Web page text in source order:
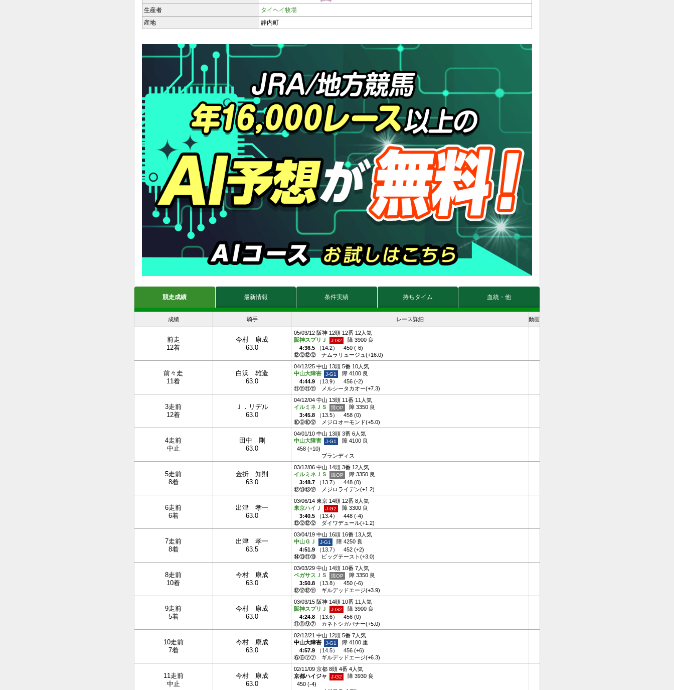
生産者
タイヘイ牧場
産地
静内町
競走成績 最新情報 条件実績 持ちタイム 血統・他
成績 騎手 レース詳細 動画
前走
12着
今村 康成
63.0
05/03/12 阪神 12頭 12番 12人気
阪神スプリＪ
障 3900 良
4:36.5 （14.2）
450 (-6)
⑫⑫⑫⑫
ナムラリュージュ(+16.0)
前々走
11着
白浜 雄造
63.0
04/12/25 中山 13頭 5番 10人気
中山大障害
障 4100 良
4:44.9 （13.9）
456 (-2)
⑪⑪⑪⑪
メルシータカオー(+7.3)
3走前
12着
Ｊ．リデル
63.0
04/12/04 中山 13頭 11番 11人気
イルミネＪＳ
障 3350 良
3:45.8 （13.5）
458 (0)
⑩⑨⑩⑫
メジロオーモンド(+5.0)
4走前
中止
田中 剛
63.0
04/01/10 中山 13頭 3番 6人気
中山大障害
障 4100 良
458 (+10)
ブランディス
5走前
8着
金折 知則
63.0
03/12/06 中山 14頭 3番 12人気
イルミネＪＳ
障 3350 良
3:48.7 （13.7）
448 (0)
⑫⑬⑬⑫
メジロライデン(+1.2)
6走前
6着
出津 孝一
63.0
03/06/14 東京 14頭 12番 8人気
東京ハイＪ
障 3300 良
3:40.5 （13.4）
448 (-4)
⑬⑫⑫⑫
ダイワデュール(+1.2)
7走前
8着
出津 孝一
63.5
03/04/19 中山 16頭 16番 13人気
中山ＧＪ
障 4250 良
4:51.9 （13.7）
452 (+2)
⑭⑬⑪⑩
ビッグテースト(+3.0)
8走前
10着
今村 康成
63.0
03/03/29 中山 14頭 10番 7人気
ペガサスＪＳ
障 3350 良
3:50.8 （13.8）
450 (-6)
⑫⑫⑫⑪
ギルデッドエージ(+3.9)
9走前
5着
今村 康成
63.0
03/03/15 阪神 14頭 10番 11人気
阪神スプリＪ
障 3900 良
4:24.8 （13.6）
456 (0)
⑪⑪⑨⑦
カネトシガバナー(+5.0)
10走前
7着
今村 康成
63.0
02/12/21 中山 12頭 5番 7人気
中山大障害
障 4100 重
4:57.9 （14.5）
456 (+6)
⑥⑥⑦⑦
ギルデッドエージ(+6.3)
11走前
中止
今村 康成
63.0
02/11/09 京都 8頭 4番 4人気
京都ハイジャ
障 3930 良
450 (-4)